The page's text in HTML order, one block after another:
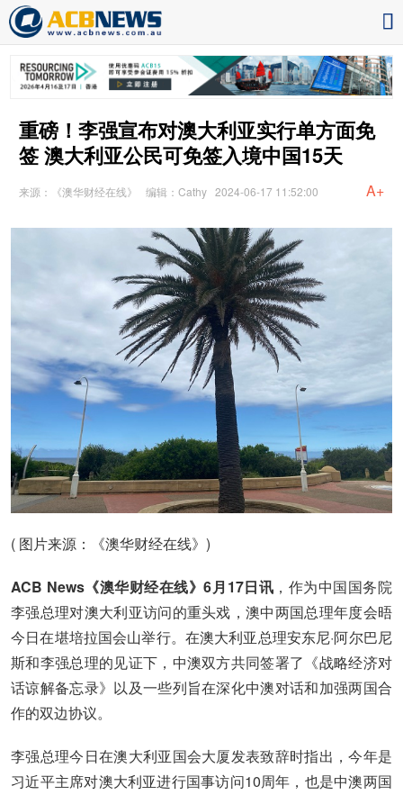
重磅！李强宣布对澳大利亚实行单方面免
签 澳大利亚公民可免签入境中国15天
来源：《澳华财经在线》 编辑：Cathy 2024-06-17 11:52:00 A+
( 图片来源：《澳华财经在线》)
ACB News《澳华财经在线》6月17日讯 ，作为中国国务院
李强总理对澳大利亚访问的重头戏，澳中两国总理年度会晤
今日在堪培拉国会山举行。在澳大利亚总理安东尼·阿尔巴尼
斯和李强总理的见证下，中澳双方共同签署了《战略经济对
话谅解备忘录》以及一些列旨在深化中澳对话和加强两国合
作的双边协议。
李强总理今日在澳大利亚国会大厦发表致辞时指出，今年是
习近平主席对澳大利亚进行国事访问10周年，也是中澳两国